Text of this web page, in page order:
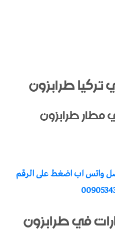
تركيا طرابزون
مطار طرابزون
واتس اب اضغط على الرقم
في طرابزون